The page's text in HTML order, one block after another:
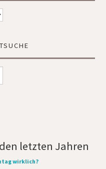
letzten Jahren
wirklich?